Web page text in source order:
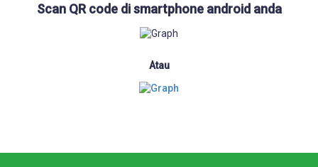
Scan QR code di smartphone android anda
Atau